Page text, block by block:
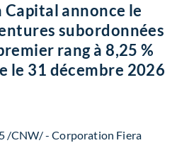
annonce le
subordonnées
rang à 8,25 %
le 31 décembre 2026
/CNW/ - Corporation Fiera